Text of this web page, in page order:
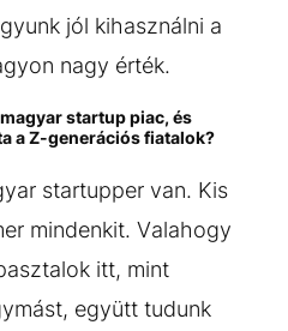
jól kihasználni a
nagy érték.
startup piac, és
a Z-generációs fiatalok?
startupper van. Kis
mindenkit. Valahogy
itt, mint
együtt tudunk